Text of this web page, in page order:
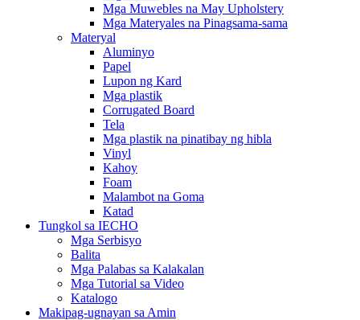
Mga Muwebles na May Upholstery
Mga Materyales na Pinagsama-sama
Materyal
Aluminyo
Papel
Lupon ng Kard
Mga plastik
Corrugated Board
Tela
Mga plastik na pinatibay ng hibla
Vinyl
Kahoy
Foam
Malambot na Goma
Katad
Tungkol sa IECHO
Mga Serbisyo
Balita
Mga Palabas sa Kalakalan
Mga Tutorial sa Video
Katalogo
Makipag-ugnayan sa Amin